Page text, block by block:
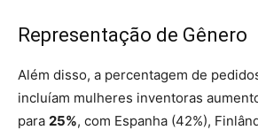
Representação de Gênero
Além disso, a percentagem de
incluíam mulheres inventoras
para 25%, com Espanha (42%),